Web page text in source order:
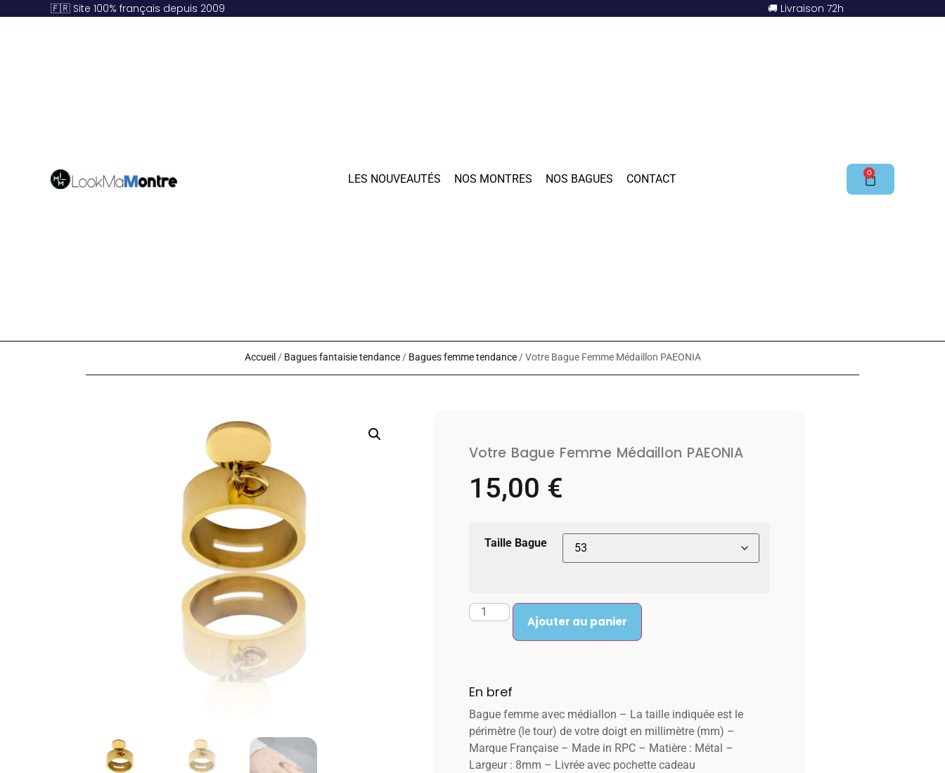
🇫🇷 Site 100% français depuis 2009 🚚 Livraison 72h
LES NOUVEAUTÉS NOS MONTRES NOS BAGUES CONTACT 0
Accueil / Bagues fantaisie tendance/ Bagues femme tendance/ Votre Bague Femme Médaillon PAEONIA
Votre Bague Femme Médaillon PAEONIA
15,00 €
Taille Bague
Ajouter au panier
En bref
Bague femme avec médiallon – La taille indiquée est le
périmètre (le tour) de votre doigt en millimètre (mm) –
Marque Française – Made in RPC – Matière : Métal –
Largeur : 8mm – Livrée avec pochette cadeau